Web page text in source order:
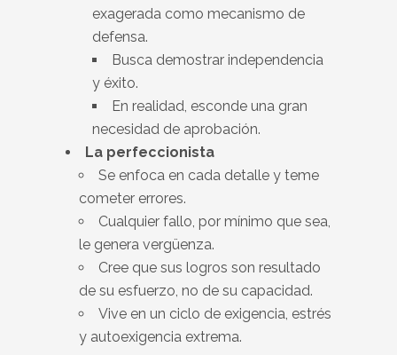
exagerada como mecanismo de
defensa.
Busca demostrar independencia
y éxito.
En realidad, esconde una gran
necesidad de aprobación.
La perfeccionista
Se enfoca en cada detalle y teme
cometer errores.
Cualquier fallo, por mínimo que sea,
le genera vergüenza.
Cree que sus logros son resultado
de su esfuerzo, no de su capacidad.
Vive en un ciclo de exigencia, estrés
y autoexigencia extrema.